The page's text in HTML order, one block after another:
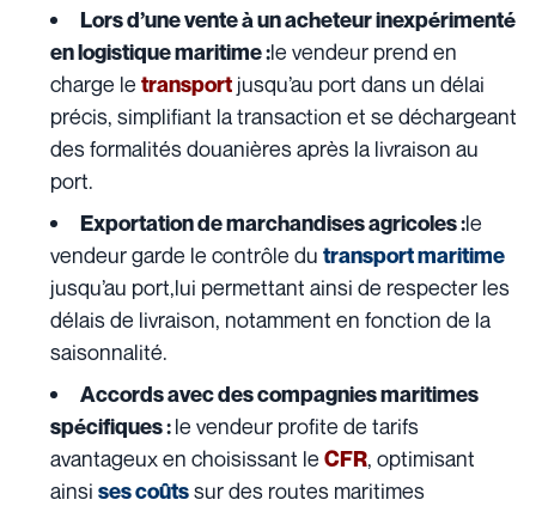
Lors d’une vente à un acheteur inexpérimenté
en logistique maritime :le vendeur prend en
charge le transport jusqu’au port dans un délai
précis, simplifiant la transaction et se déchargeant
des formalités douanières après la livraison au
port.
Exportation de marchandises agricoles :le
vendeur garde le contrôle du transport maritime
jusqu’au port,lui permettant ainsi de respecter les
délais de livraison, notamment en fonction de la
saisonnalité.
Accords avec des compagnies maritimes
spécifiques :le vendeur profite de tarifs
avantageux en choisissant le CFR, optimisant
ainsi ses coûtssur des routes maritimes